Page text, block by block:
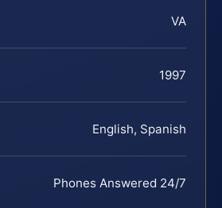
VA
1997
English, Spanish
Phones Answered 24/7